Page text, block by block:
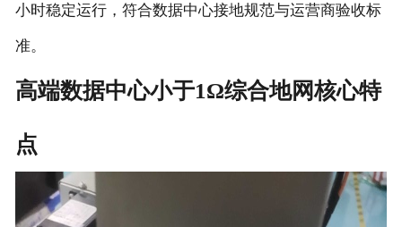
小时稳定运行，符合数据中心接地规范与运营商验收标
准。
高端数据中心小于1Ω综合地网核心特
点